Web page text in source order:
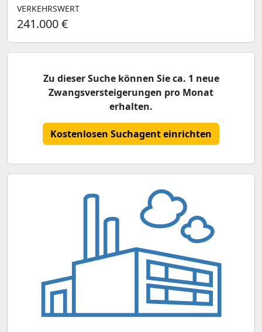
VERKEHRSWERT
241.000 €
Zu dieser Suche können Sie ca. 1 neue
Zwangsversteigerungen pro Monat
erhalten.
Kostenlosen Suchagent einrichten